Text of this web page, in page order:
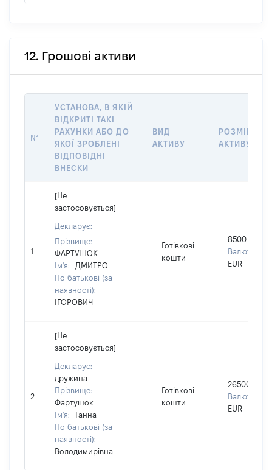
12. Грошові активи
№
УСТАНОВА, В ЯКІЙ
ВІДКРИТІ ТАКІ
РАХУНКИ АБО ДО
ЯКОЇ ЗРОБЛЕНІ
ВІДПОВІДНІ
ВНЕСКИ
ВИД
АКТИВУ
РОЗМІР
АКТИВУ
1
[Не
застосовується]
Декларує:
Прізвище:
ФАРТУШОК
Ім'я:
ДМИТРО
По батькові (за
наявності):
ІГОРОВИЧ
Готівкові
кошти
8500
Валюта:
EUR
2
[Не
застосовується]
Декларує:
дружина
Прізвище:
Фартушок
Ім'я:
Ганна
По батькові (за
наявності):
Володимирівна
Готівкові
кошти
26500
Валюта:
EUR